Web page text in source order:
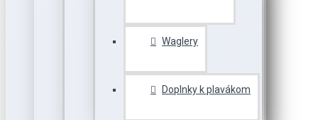
Waglery
Doplnky k plavákom